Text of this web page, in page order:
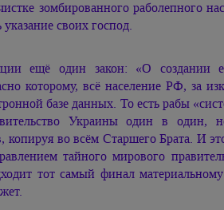
зомбированного раболепного
своих господ.
ещё один закон: «О создании
которому, всё население РФ, за
базе данных. То есть рабы
Украины один в один,
во всём Старшего Брата. И
тайного мирового
тот самый финал